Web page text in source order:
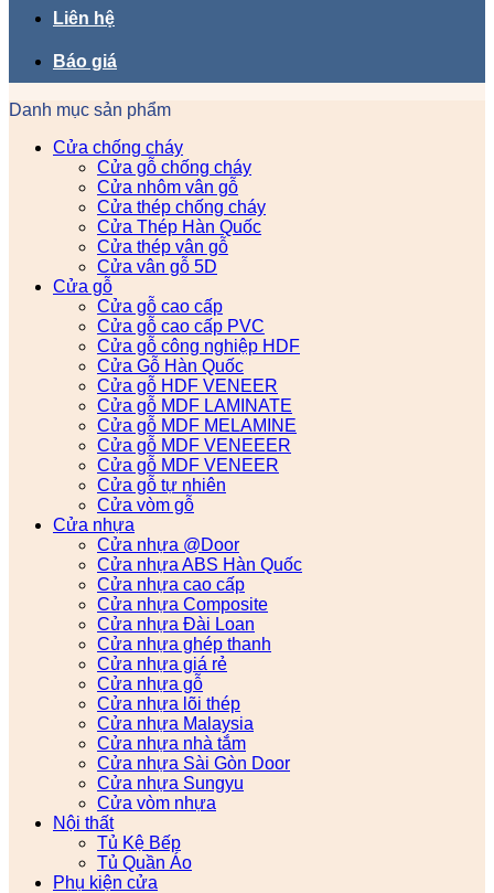
Liên hệ
Báo giá
Danh mục sản phẩm
Cửa chống cháy
Cửa gỗ chống cháy
Cửa nhôm vân gỗ
Cửa thép chống cháy
Cửa Thép Hàn Quốc
Cửa thép vân gỗ
Cửa vân gỗ 5D
Cửa gỗ
Cửa gỗ cao cấp
Cửa gỗ cao cấp PVC
Cửa gỗ công nghiệp HDF
Cửa Gỗ Hàn Quốc
Cửa gỗ HDF VENEER
Cửa gỗ MDF LAMINATE
Cửa gỗ MDF MELAMINE
Cửa gỗ MDF VENEEER
Cửa gỗ MDF VENEER
Cửa gỗ tự nhiên
Cửa vòm gỗ
Cửa nhựa
Cửa nhựa @Door
Cửa nhựa ABS Hàn Quốc
Cửa nhựa cao cấp
Cửa nhựa Composite
Cửa nhựa Đài Loan
Cửa nhựa ghép thanh
Cửa nhựa giá rẻ
Cửa nhựa gỗ
Cửa nhựa lõi thép
Cửa nhựa Malaysia
Cửa nhựa nhà tắm
Cửa nhựa Sài Gòn Door
Cửa nhựa Sungyu
Cửa vòm nhựa
Nội thất
Tủ Kệ Bếp
Tủ Quần Áo
Phụ kiện cửa